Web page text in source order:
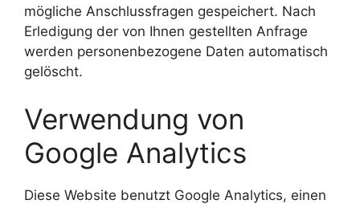
mögliche Anschlussfragen gespeichert. Nach
Erledigung der von Ihnen gestellten Anfrage
werden personenbezogene Daten automatisch
gelöscht.
Verwendung von
Google Analytics
Diese Website benutzt Google Analytics, einen